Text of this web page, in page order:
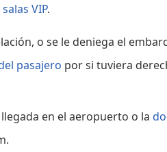
VIP.
o se le deniega el
pasajero por si tuviera
en el aeropuerto o la